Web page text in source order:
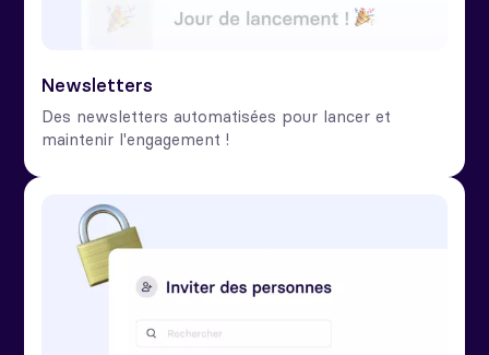
Newsletters
Des newsletters automatisées pour lancer et
maintenir l'engagement !